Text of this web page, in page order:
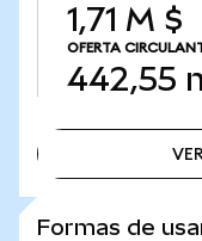
1,71 M $
OFERTA
442,55
Formas de